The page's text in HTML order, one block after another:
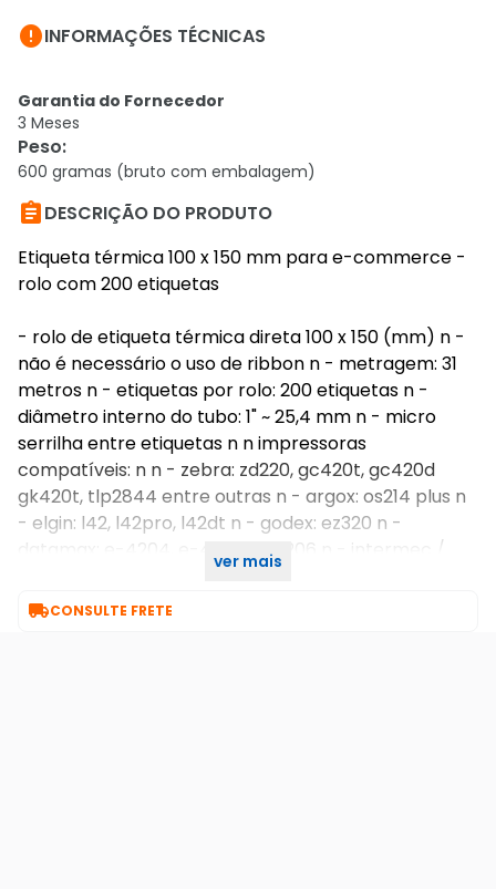
INFORMAÇÕES TÉCNICAS
Garantia do Fornecedor
3 Meses
Peso:
600 gramas (bruto com embalagem)
DESCRIÇÃO DO PRODUTO
Etiqueta térmica 100 x 150 mm para e-commerce -
rolo com 200 etiquetas
- rolo de etiqueta térmica direta 100 x 150 (mm) n -
não é necessário o uso de ribbon n - metragem: 31
metros n - etiquetas por rolo: 200 etiquetas n -
diâmetro interno do tubo: 1" ~ 25,4 mm n - micro
serrilha entre etiquetas n n impressoras
compatíveis: n n - zebra: zd220, gc420t, gc420d
gk420t, tlp2844 entre outras n - argox: os214 plus n
- elgin: l42, l42pro, l42dt n - godex: ez320 n -
datamax: e-4204, e-4205, e-4206 n - intermec /
ver mais
CONSULTE FRETE